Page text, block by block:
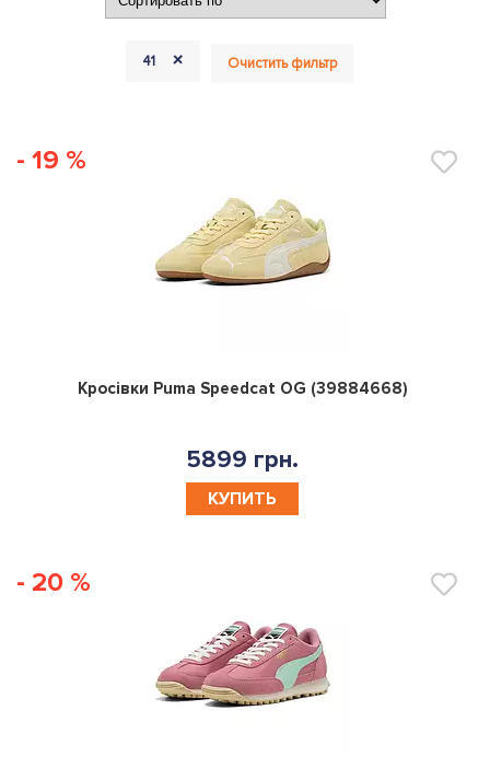
41 + Очистить фильтр
- 19 %
0
Кросівки Puma Speedcat OG (39884668)
5899 грн.
КУПИТЬ
- 20 %